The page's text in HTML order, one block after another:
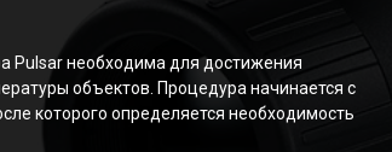
Pulsar необходима для достижения
объектов. Процедура начинается с
которого определяется необходимость